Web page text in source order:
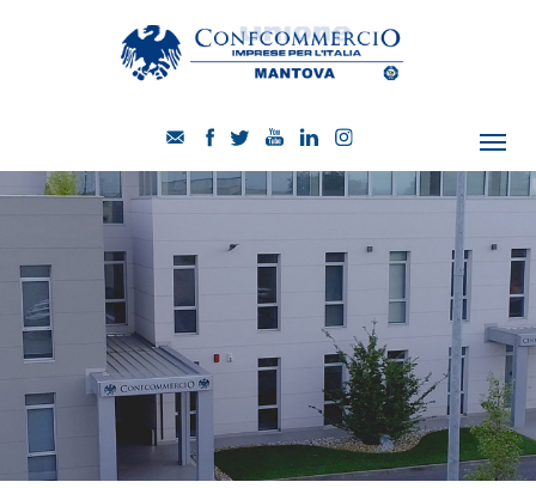
CHI SIAMO
SERVIZI
CATEGORIE
DELEGAZIONI
ATTIVITÀ STORICHE
PERIODICO